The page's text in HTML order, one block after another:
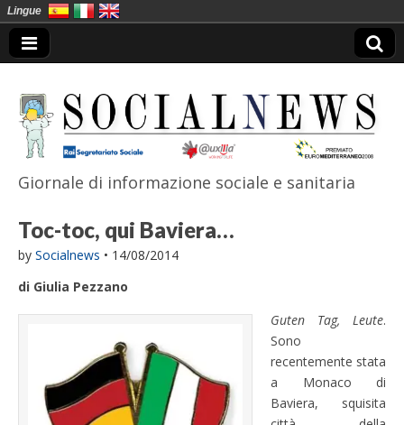
SocialNews
Giornale di informazione sociale e sanitaria
Toc-toc, qui Baviera…
by Socialnews • 14/08/2014
di Giulia Pezzano
Guten Tag, Leute.
Sono
recentemente stata
a Monaco di
Baviera, squisita
Lingue